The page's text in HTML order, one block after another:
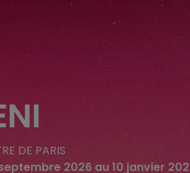
DE PARIS
2026 au 10 janvier